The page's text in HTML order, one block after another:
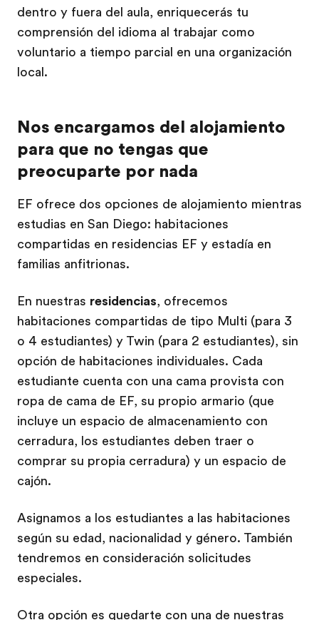
dentro y fuera del aula, enriquecerás tu
comprensión del idioma al trabajar como
voluntario a tiempo parcial en una organización
local.
Nos encargamos del alojamiento
para que no tengas que
preocuparte por nada
EF ofrece dos opciones de alojamiento mientras
estudias en San Diego: habitaciones
compartidas en residencias EF y estadía en
familias anfitrionas.
En nuestras residencias, ofrecemos
habitaciones compartidas de tipo Multi (para 3
o 4 estudiantes) y Twin (para 2 estudiantes), sin
opción de habitaciones individuales. Cada
estudiante cuenta con una cama provista con
ropa de cama de EF, su propio armario (que
incluye un espacio de almacenamiento con
cerradura, los estudiantes deben traer o
comprar su propia cerradura) y un espacio de
cajón.
Asignamos a los estudiantes a las habitaciones
según su edad, nacionalidad y género. También
tendremos en consideración solicitudes
especiales.
Otra opción es quedarte con una de nuestras